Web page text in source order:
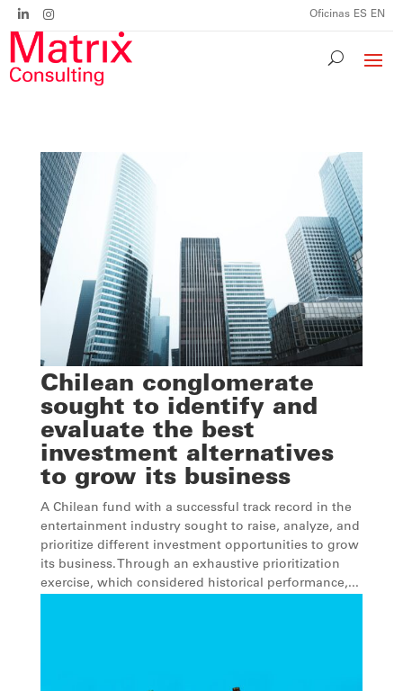
Oficinas ES EN
Chilean conglomerate
sought to identify and
evaluate the best
investment alternatives
to grow its business
A Chilean fund with a successful track record in the
entertainment industry sought to raise, analyze, and
prioritize different investment opportunities to grow
its business. Through an exhaustive prioritization
exercise, which considered historical performance,...